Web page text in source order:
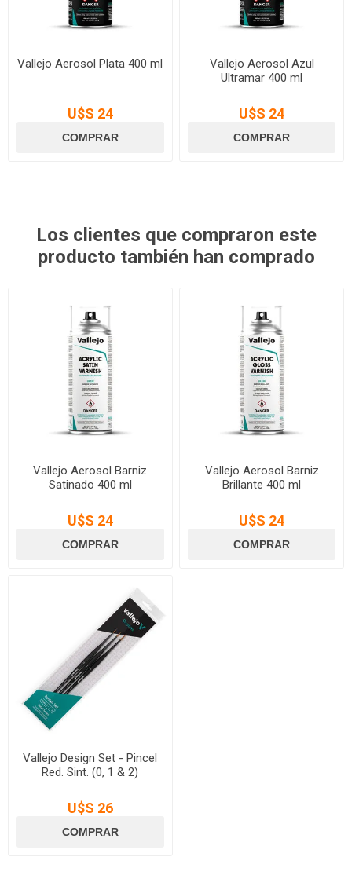
Vallejo Aerosol Plata 400 ml
U$S 24
Vallejo Aerosol Azul
Ultramar 400 ml
U$S 24
Los clientes que compraron este
producto también han comprado
Vallejo Aerosol Barniz
Satinado 400 ml
U$S 24
Vallejo Aerosol Barniz
Brillante 400 ml
U$S 24
Vallejo Design Set - Pincel
Red. Sint. (0, 1 & 2)
U$S 26